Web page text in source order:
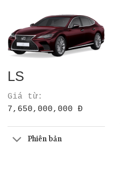
LS
Giá từ:
7,650,000,000 Đ
Phiên bản